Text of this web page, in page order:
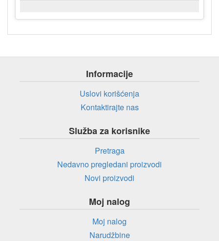
Informacije
Uslovi korišćenja
Kontaktirajte nas
Služba za korisnike
Pretraga
Nedavno pregledani proizvodi
Novi proizvodi
Moj nalog
Moj nalog
Narudžbine